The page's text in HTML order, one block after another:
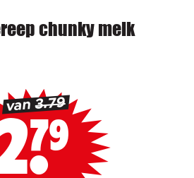
chunky melk
van3.79
79